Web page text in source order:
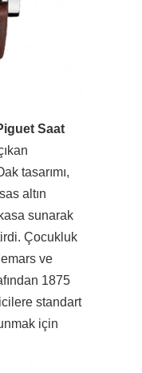
Saat
tasarımı,
altın
sunarak
Çocukluk
ve
1875
standart
için